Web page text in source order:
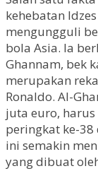
kehebatan
mengungguli
bola Asia. Ia
Ghannam, bek
merupakan
Ronaldo. Al-
juta euro,
peringkat ke-
ini semakin
yang dibuat